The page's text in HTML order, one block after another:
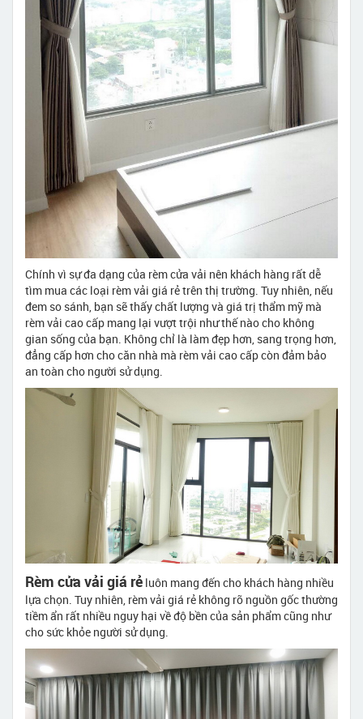
Chính vì sự đa dạng của rèm cửa vải nên khách hàng rất dễ
tìm mua các loại rèm vải giá rẻ trên thị trường. Tuy nhiên, nếu
đem so sánh, bạn sẽ thấy chất lượng và giá trị thẩm mỹ mà
rèm vải cao cấp mang lại vượt trội như thế nào cho không
gian sống của bạn. Không chỉ là làm đẹp hơn, sang trọng hơn,
đẳng cấp hơn cho căn nhà mà rèm vải cao cấp còn đảm bảo
an toàn cho người sử dụng.
Rèm cửa vải giá rẻ luôn mang đến cho khách hàng nhiều
lựa chọn. Tuy nhiên, rèm vải giá rẻ không rõ nguồn gốc thường
tiềm ẩn rất nhiều nguy hại về độ bền của sản phẩm cũng như
cho sức khỏe người sử dụng.